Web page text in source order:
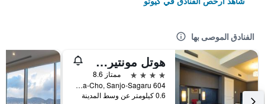
الفنادق الموصى بها
هوتل مونتيري كيوتو
4 نجوم
ممتاز 8.6
604 Manjuya-Cho, Sanjo-Sagaru, كيوتو, اليابان
0.6 كيلومتر عن وسط المدينة